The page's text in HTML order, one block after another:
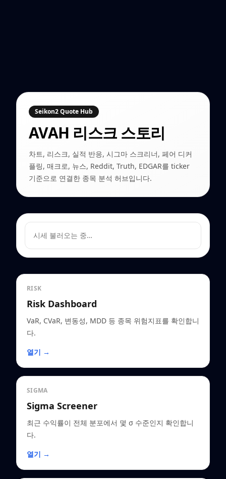
Seikon2 Quote Hub
AVAH 리스크 스토리
차트, 리스크, 실적 반응, 시그마 스크리너, 페어 디커
플링, 매크로, 뉴스, Reddit, Truth, EDGAR를 ticker
기준으로 연결한 종목 분석 허브입니다.
시세 불러오는 중…
RISK
Risk Dashboard
VaR, CVaR, 변동성, MDD 등 종목 위험지표를 확인합니
다.
열기 →
SIGMA
Sigma Screener
최근 수익률이 전체 분포에서 몇 σ 수준인지 확인합니
다.
열기 →